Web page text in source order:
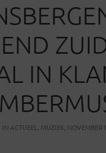
IN
IN ACTUEEL , MUZIEK, NOVEMBER